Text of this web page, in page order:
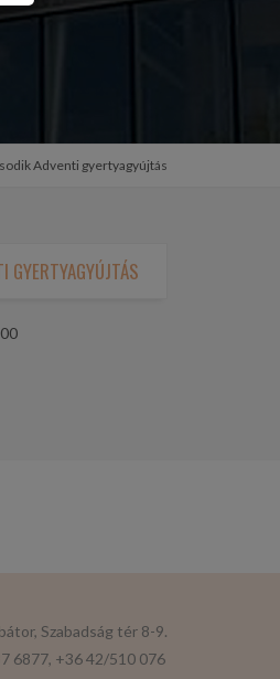
Adventi gyertyagyújtás
GYERTYAGYÚJTÁS
Szabadság tér 8-9.
6877, +36 42/510 076